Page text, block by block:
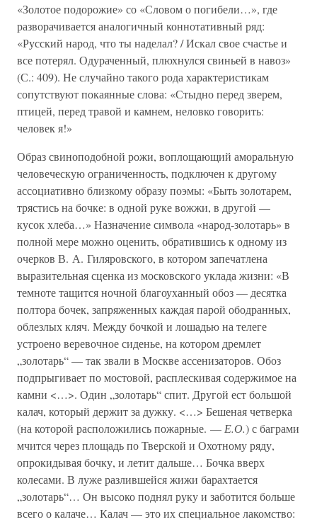
«Золотое подорожие» со «Словом о погибели…», где
разворачивается аналогичный коннотативный ряд:
«Русский народ, что ты наделал? / Искал свое счастье и
все потерял. Одураченный, плюхнулся свиньей в навоз»
(С.: 409). Не случайно такого рода характеристикам
сопутствуют покаянные слова: «Стыдно перед зверем,
птицей, перед травой и камнем, неловко говорить:
человек я!»
Образ свиноподобной рожи, воплощающий аморальную
человеческую ограниченность, подключен к другому
ассоциативно близкому образу поэмы: «Быть золотарем,
трястись на бочке: в одной руке вожжи, в другой —
кусок хлеба…» Назначение символа «народ-золотарь» в
полной мере можно оценить, обратившись к одному из
очерков В. А. Гиляровского, в котором запечатлена
выразительная сценка из московского уклада жизни: «В
темноте тащится ночной благоуханный обоз — десятка
полтора бочек, запряженных каждая парой ободранных,
облезлых кляч. Между бочкой и лошадью на телеге
устроено веревочное сиденье, на котором дремлет
„золотарь“ — так звали в Москве ассенизаторов. Обоз
подпрыгивает по мостовой, расплескивая содержимое на
камни <…>. Один „золотарь“ спит. Другой ест большой
калач, который держит за дужку. <…> Бешеная четверка
(на которой расположились пожарные. — Е.О.) с баграми
мчится через площадь по Тверской и Охотному ряду,
опрокидывая бочку, и летит дальше… Бочка вверх
колесами. В луже разлившейся жижи барахтается
„золотарь“… Он высоко поднял руку и заботится больше
всего о калаче… Калач — это их специальное лакомство: